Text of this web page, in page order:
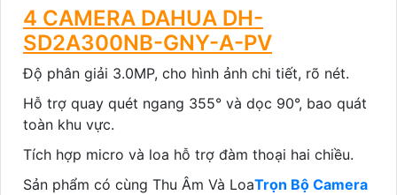
4 CAMERA DAHUA DH-
SD2A300NB-GNY-A-PV
Độ phân giải 3.0MP, cho hình ảnh chi tiết, rõ nét.
Hỗ trợ quay quét ngang 355° và dọc 90°, bao quát
toàn khu vực.
Tích hợp micro và loa hỗ trợ đàm thoại hai chiều.
Sản phẩm có cùng Thu Âm Và LoaTrọn Bộ Camera